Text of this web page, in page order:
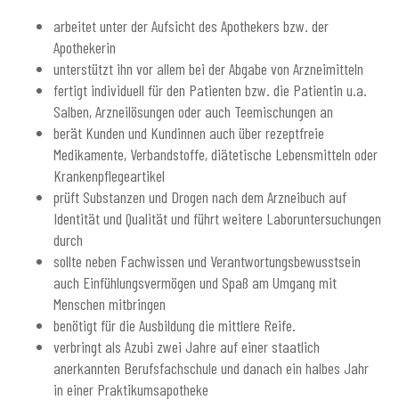
arbeitet unter der Aufsicht des Apothekers bzw. der
Apothekerin
unterstützt ihn vor allem bei der Abgabe von Arzneimitteln
fertigt individuell für den Patienten bzw. die Patientin u.a.
Salben, Arzneilösungen oder auch Teemischungen an
berät Kunden und Kundinnen auch über rezeptfreie
Medikamente, Verbandstoffe, diätetische Lebensmitteln oder
Krankenpflegeartikel
prüft Substanzen und Drogen nach dem Arzneibuch auf
Identität und Qualität und führt weitere Laboruntersuchungen
durch
sollte neben Fachwissen und Verantwortungsbewusstsein
auch Einfühlungsvermögen und Spaß am Umgang mit
Menschen mitbringen
benötigt für die Ausbildung die mittlere Reife.
verbringt als Azubi zwei Jahre auf einer staatlich
anerkannten Berufsfachschule und danach ein halbes Jahr
in einer Praktikumsapotheke